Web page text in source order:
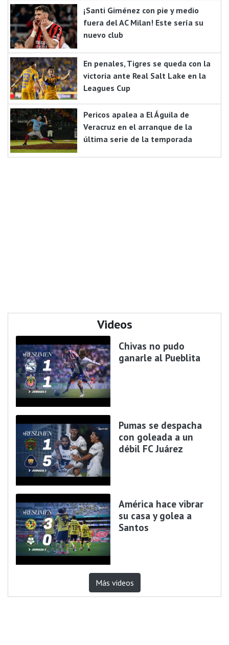
¡Santi Giménez con pie y medio
fuera del AC Milan! Este sería su
nuevo club
En penales, Tigres se queda con la
victoria ante Real Salt Lake en la
Leagues Cup
Pericos apalea a El Águila de
Veracruz en el arranque de la
última serie de la temporada
Videos
Chivas no pudo
ganarle al Pueblita
Pumas se despacha
con goleada a un
débil FC Juárez
América hace vibrar
su casa y golea a
Santos
Más videos